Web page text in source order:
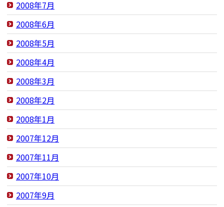
2008年7月
2008年6月
2008年5月
2008年4月
2008年3月
2008年2月
2008年1月
2007年12月
2007年11月
2007年10月
2007年9月